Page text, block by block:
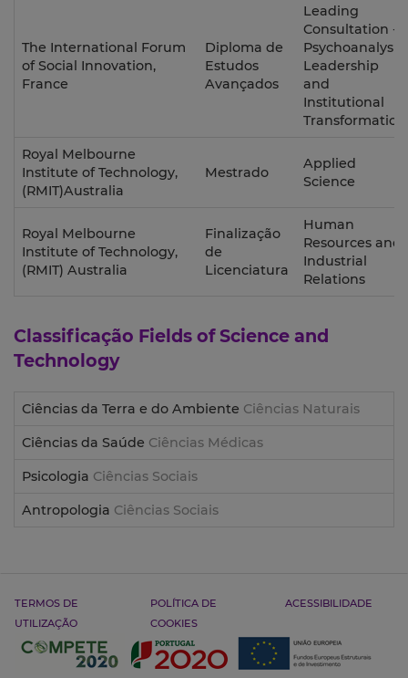
The International Forum
of Social Innovation,
France
Diploma de
Estudos
Avançados
Leading
Consultation -
Psychoanalysis,
Leadership
and
Institutional
Transformation
Royal Melbourne
Institute of Technology,
(RMIT)Australia
Mestrado
Applied
Science
Royal Melbourne
Institute of Technology,
(RMIT) Australia
Finalização
de
Licenciatura
Human
Resources and
Industrial
Relations
Classificação Fields of Science and
Technology
Ciências da Terra e do Ambiente Ciências Naturais
Ciências da Saúde Ciências Médicas
Psicologia Ciências Sociais
Antropologia Ciências Sociais
TERMOS DE
UTILIZAÇÃO
POLÍTICA DE
COOKIES
ACESSIBILIDADE